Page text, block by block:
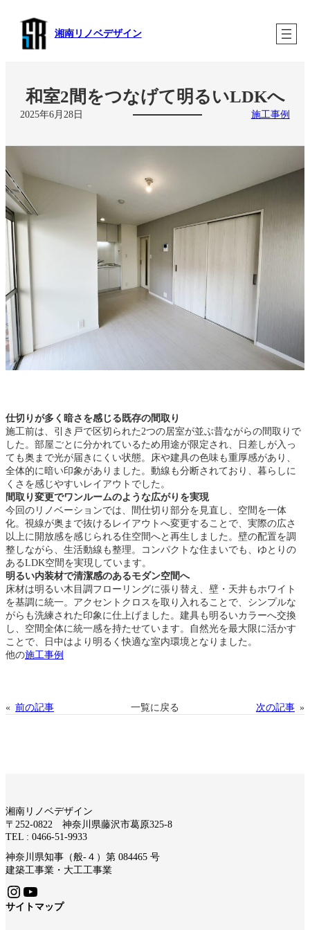
湘南リノベデザイン
和室2間をつなげて明るいLDKへ
2025年6月28日 施工事例
仕切りが多く暗さを感じる既存の間取り
施工前は、引き戸で区切られた2つの居室が並ぶ昔ながらの間取りで
した。部屋ごとに分かれているため用途が限定され、日差しが入っ
ても奥まで光が届きにくい状態。床や建具の色味も重厚感があり、
全体的に暗い印象がありました。動線も分断されており、暮らしに
くさを感じやすいレイアウトでした。
間取り変更でワンルームのような広がりを実現
今回のリノベーションでは、間仕切り部分を見直し、空間を一体
化。視線が奥まで抜けるレイアウトへ変更することで、実際の広さ
以上に開放感を感じられる住空間へと再生しました。壁の配置を調
整しながら、生活動線も整理。コンパクトな住まいでも、ゆとりの
あるLDK空間を実現しています。
明るい内装材で清潔感のあるモダン空間へ
床材は明るい木目調フローリングに張り替え、壁・天井もホワイト
を基調に統一。アクセントクロスを取り入れることで、シンプルな
がらも洗練された印象に仕上げました。建具も明るいカラーへ交換
し、空間全体に統一感を持たせています。自然光を最大限に活かす
ことで、日中はより明るく快適な室内環境となりました。
他の施工事例
« 前の記事 一覧に戻る 次の記事 »
湘南リノベデザイン
〒252-0822 神奈川県藤沢市葛原325-8
TEL : 0466-51-9933
神奈川県知事（般-４）第 084465 号
建築工事業・大工工事業
Instagram YouTube
サイトマップ